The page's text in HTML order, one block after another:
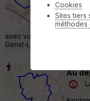
Petite
avec vue sur les
Genst-Lerpt.... »
Au
Cookies
Sites tiers
méthodes